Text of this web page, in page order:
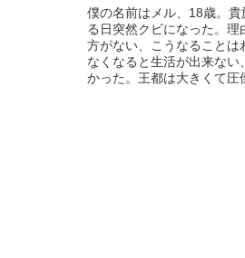
僕の名前はメル、18歳。
る日突然クビになった。
方がない、こうなること
なくなると生活が出来ない
かった。王都は大きくて圧